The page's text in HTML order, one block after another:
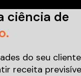
ciência de
do seu cliente
receita